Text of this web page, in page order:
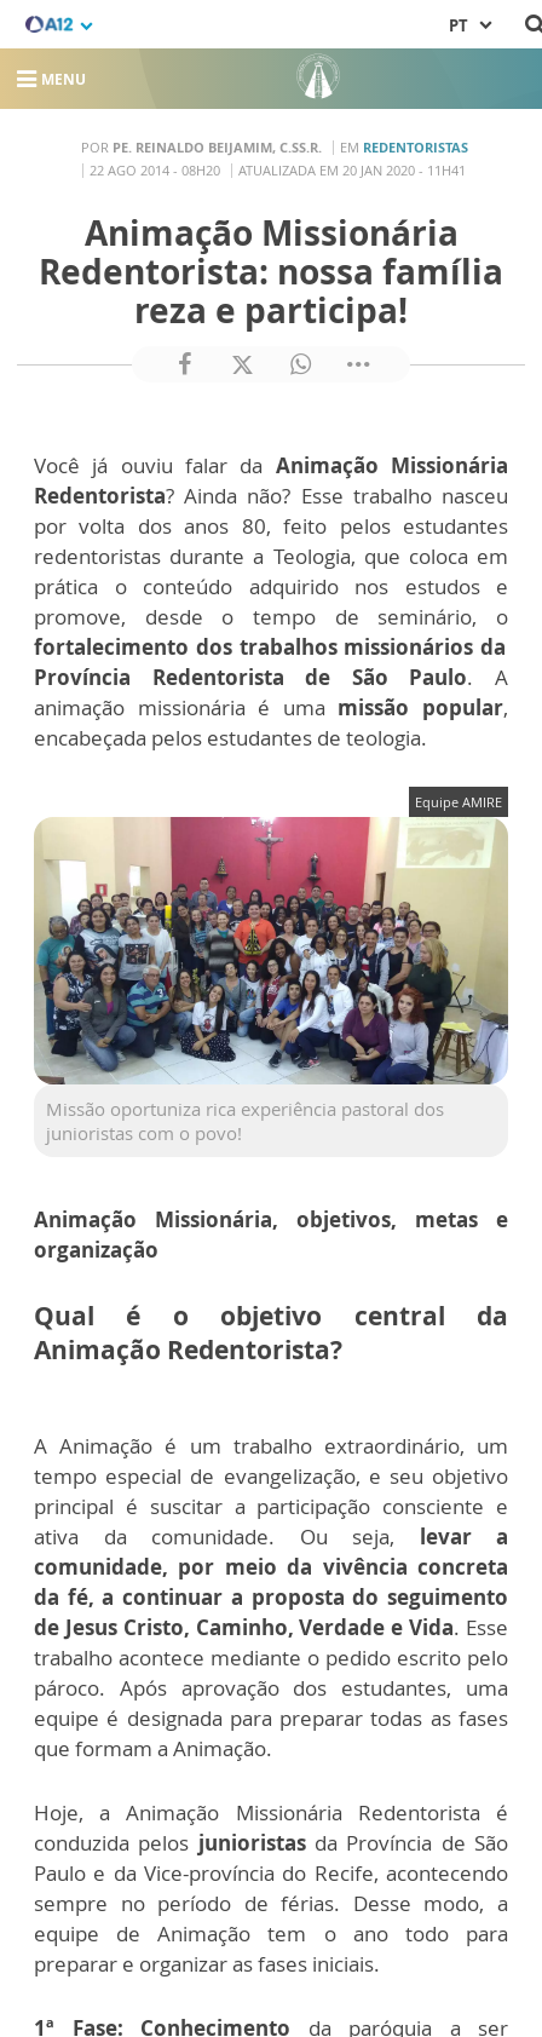
PT
MENU
POR PE. REINALDO BEIJAMIM, C.SS.R. EM REDENTORISTAS
22 AGO 2014 - 08H20
ATUALIZADA EM 20 JAN 2020 - 11H41
Animação Missionária
Redentorista: nossa família
reza e participa!
Você já ouviu falar da Animação Missionária
Redentorista? Ainda não? Esse trabalho nasceu
por volta dos anos 80, feito pelos estudantes
redentoristas durante a Teologia, que coloca em
prática o conteúdo adquirido nos estudos e
promove, desde o tempo de seminário, o
fortalecimento dos trabalhos missionários da
Província Redentorista de São Paulo. A
animação missionária é uma missão popular,
encabeçada pelos estudantes de teologia.
Equipe AMIRE
Missão oportuniza rica experiência pastoral dos
junioristas com o povo!
Animação Missionária, objetivos, metas e
organização
Qual é o objetivo central da
Animação Redentorista?
A Animação é um trabalho extraordinário, um
tempo especial de evangelização, e seu objetivo
principal é suscitar a participação consciente e
ativa da comunidade. Ou seja, levar a
comunidade, por meio da vivência concreta
da fé, a continuar a proposta do seguimento
de Jesus Cristo, Caminho, Verdade e Vida. Esse
trabalho acontece mediante o pedido escrito pelo
pároco. Após aprovação dos estudantes, uma
equipe é designada para preparar todas as fases
que formam a Animação.
Hoje, a Animação Missionária Redentorista é
conduzida pelos junioristasda Província de São
Paulo e da Vice-província do Recife, acontecendo
sempre no período de férias. Desse modo, a
equipe de Animação tem o ano todo para
preparar e organizar as fases iniciais.
1ª Fase: Conhecimento da paróquia a ser